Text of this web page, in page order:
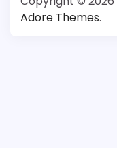
Adore Themes.